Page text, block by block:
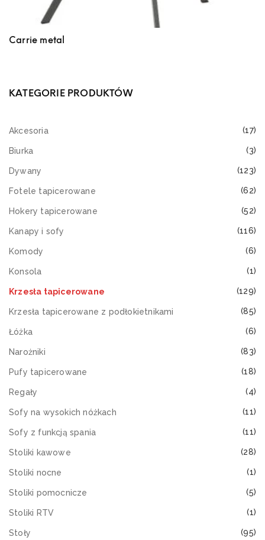
Carrie metal
KATEGORIE PRODUKTÓW
Akcesoria (17)
Biurka (3)
Dywany (123)
Fotele tapicerowane (62)
Hokery tapicerowane (52)
Kanapy i sofy (116)
Komody (6)
Konsola (1)
Krzesła tapicerowane (129)
Krzesła tapicerowane z podłokietnikami (85)
Łóżka (6)
Narożniki (83)
Pufy tapicerowane (18)
Regały (4)
Sofy na wysokich nóżkach (11)
Sofy z funkcją spania (11)
Stoliki kawowe (28)
Stoliki nocne (1)
Stoliki pomocnicze (5)
Stoliki RTV (1)
Stoły (95)